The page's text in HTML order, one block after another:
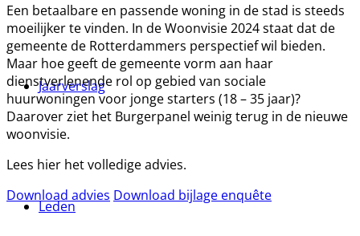
Jaarverslag
Leden
Een betaalbare en passende woning in de stad is steeds
moeilijker te vinden. In de Woonvisie 2024 staat dat de
gemeente de Rotterdammers perspectief wil bieden.
Maar hoe geeft de gemeente vorm aan haar
dienstverlenende rol op gebied van sociale
huurwoningen voor jonge starters (18 – 35 jaar)?
Daarover ziet het Burgerpanel weinig terug in de nieuwe
woonvisie.
Lees hier het volledige advies.
Download advies Download bijlage enquête